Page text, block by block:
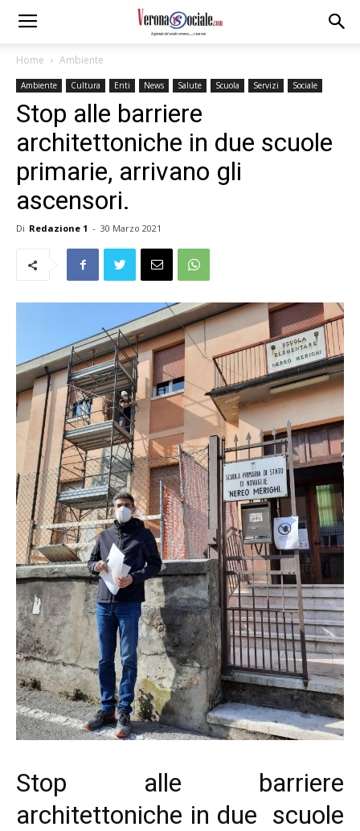
Home Ambiente
Ambiente Cultura Enti News Salute Scuola Servizi Sociale
Stop alle barriere
architettoniche in due scuole
primarie, arrivano gli
ascensori.
Di Redazione 1 - 30 Marzo 2021
Stop alle barriere
architettoniche in due scuole